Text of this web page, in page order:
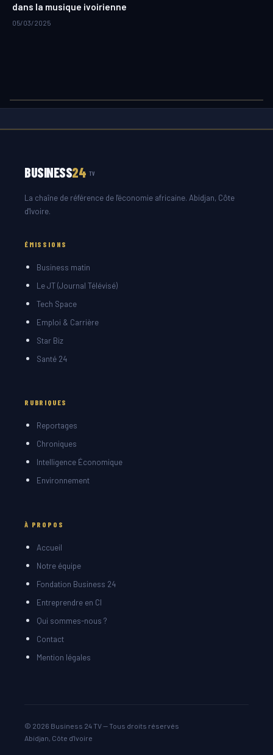
dans la musique ivoirienne
05/03/2025
BUSINESS24 TV
La chaîne de référence de l'économie africaine. Abidjan, Côte
d'Ivoire.
ÉMISSIONS
Business matin
Le JT (Journal Télévisé)
Tech Space
Emploi & Carrière
Star Biz
Santé 24
RUBRIQUES
Reportages
Chroniques
Intelligence Économique
Environnement
À PROPOS
Accueil
Notre équipe
Fondation Business 24
Entreprendre en CI
Qui sommes-nous ?
Contact
Mention légales
© 2026 Business 24 TV — Tous droits réservés
Abidjan, Côte d'Ivoire